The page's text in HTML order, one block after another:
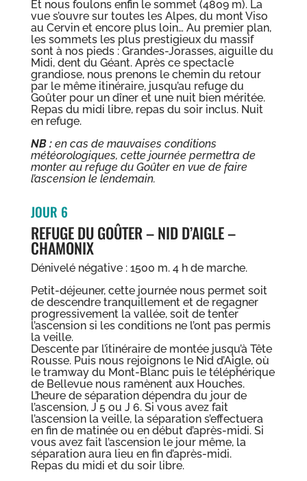
Et nous foulons enfin le sommet (4809 m). La
vue s’ouvre sur toutes les Alpes, du mont Viso
au Cervin et encore plus loin… Au premier plan,
les sommets les plus prestigieux du massif
sont à nos pieds : Grandes-Jorasses, aiguille du
Midi, dent du Géant. Après ce spectacle
grandiose, nous prenons le chemin du retour
par le même itinéraire, jusqu’au refuge du
Goûter pour un dîner et une nuit bien méritée.
Repas du midi libre, repas du soir inclus. Nuit
en refuge.
NB : en cas de mauvaises conditions
météorologiques, cette journée permettra de
monter au refuge du Goûter en vue de faire
l’ascension le lendemain.
JOUR 6
REFUGE DU GOÛTER – NID D’AIGLE –
CHAMONIX
Dénivelé négative : 1500 m. 4 h de marche.
Petit-déjeuner, cette journée nous permet soit
de descendre tranquillement et de regagner
progressivement la vallée, soit de tenter
l’ascension si les conditions ne l’ont pas permis
la veille.
Descente par l’itinéraire de montée jusqu’à Tête
Rousse. Puis nous rejoignons le Nid d’Aigle, où
le tramway du Mont-Blanc puis le téléphérique
de Bellevue nous ramènent aux Houches.
L’heure de séparation dépendra du jour de
l’ascension, J 5 ou J 6. Si vous avez fait
l’ascension la veille, la séparation s’effectuera
en fin de matinée ou en début d’après-midi. Si
vous avez fait l’ascension le jour même, la
séparation aura lieu en fin d’après-midi.
Repas du midi et du soir libre.